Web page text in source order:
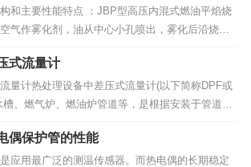
和主要性能特点 ：JBP型高压内混式燃油平焰烧
气作雾化剂，油从中心小孔喷出，雾化后沿烧嘴
）喷出。燃烧所需的全部空气量（压力为7kPa）
后，与烧嘴头部喷出的油雾混合并进一步雾化，
JBP型燃油平...
式流量计
量计热处理设备中差压式流量计(以下简称DPF或
、燃气炉、燃油炉管道等，是根据安装于管道中
、已知的流体条件和检测件与管道的几何尺寸来
由一次装置(检测件)和二次装置(差压转换和流量
检测件的型式对DP...
偶保护管的性能
应用最广泛的测温传感器。而热电偶的长期稳定